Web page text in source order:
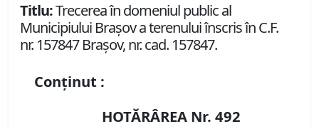
Titlu:Trecerea în domeniul public al
Municipiului Braşov a terenului înscris în C.F.
nr. 157847 Brașov, nr. cad. 157847.
Conținut :
HOTĂRÂREA Nr. 492